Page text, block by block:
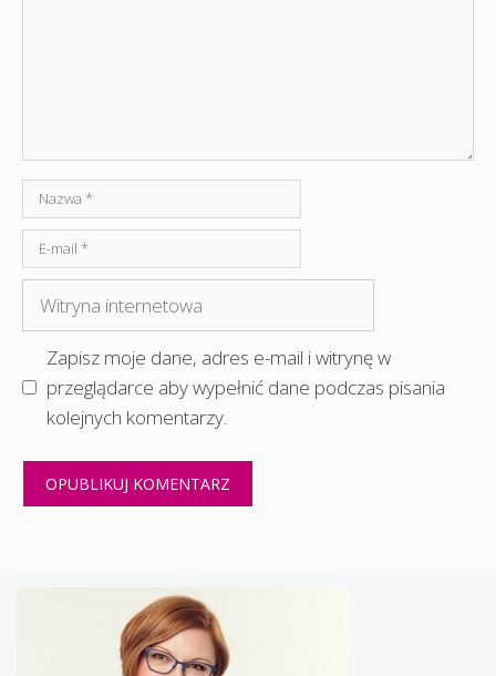
Nazwa
mail
internetowa
Zapisz moje dane, adres e-mail i witrynę w
przeglądarce aby wypełnić dane podczas pisania
kolejnych komentarzy.